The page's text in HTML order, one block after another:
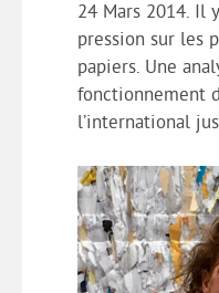
24 Mars 2014. Il
pression sur les
papiers. Une
fonctionnement
l’international